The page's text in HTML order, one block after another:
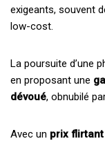
exigeants, souvent
low-cost.
La poursuite d’une
en proposant une
dévoué, obnubilé
Avec un prix